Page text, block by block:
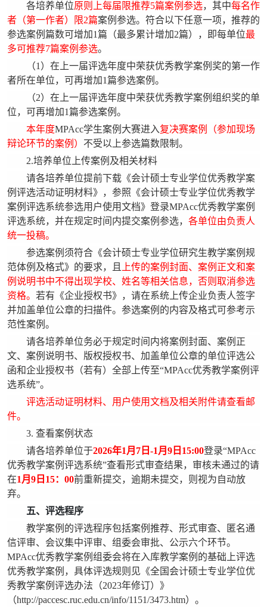
各培养单位原则上每届限推荐5篇案例参选，其中每名作
者（第一作者）限2篇案例参选。符合以下任意一项，推荐的
参选案例篇数可增加1篇（最多累计增加2篇），即每单位最
多可推荐7篇案例参选。
（1）在上一届评选年度中荣获优秀教学案例奖的第一作
者所在单位，可再增加1篇参选案例。
（2）在上一届评选年度中荣获优秀教学案例组织奖的单
位，可再增加1篇参选案例。
本年度MPAcc学生案例大赛进入复决赛案例（参加现场
辩论环节的案例） 不受以上参选篇数限制。
2.培养单位上传案例及相关材料
请各培养单位提前下载《会计硕士专业学位优秀教学案
例评选活动证明材料》，参照《会计硕士专业学位优秀教学
案例评选系统参选用户使用文档》登录MPAcc优秀教学案例
评选系统，并在规定时间内提交案例参选， 各单位由负责人
统一投稿。
参选案例须符合《会计硕士专业学位研究生教学案例规
范体例及格式》的要求，且
上传的案例封面、案例正文和案
例说明书中不得出现学校、姓名等相关信息，否则取消参选
资格。 若有《企业授权书》，请在系统上传企业负责人签字
并加盖单位公章的扫描件。参选案例的内容及格式可参考示
范性案例。
请各培养单位务必于规定时间内将案例封面、案例正
文、案例说明书、版权授权书、加盖单位公章的单位评选公
函和企业授权书（若有）全部上传至“MPAcc优秀教学案例评
选系统”。
评选活动证明材料、用户使用文档及相关附件请查看邮
件。
3. 查看案例状态
请各培养单位于2026年1月7日-1月9日15:00登录“MPAcc
优秀教学案例评选系统”查看形式审查结果，审核未通过的请
在1月9日15：00前重新提交，逾期未提交，则视为自动放
弃。
五、评选程序
教学案例的评选程序包括案例推荐、形式审查、匿名通
信评审、会议集中评审、组委会审批、公示六个环节。
MPAcc优秀教学案例组委会将在入库教学案例的基础上评选
优秀教学案例，具体评选规则见《全国会计硕士专业学位优
秀教学案例评选办法（2023年修订）》
（http://paccesc.ruc.edu.cn/info/1151/3473.htm）。